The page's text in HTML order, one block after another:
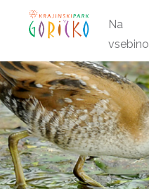
Na
vsebino